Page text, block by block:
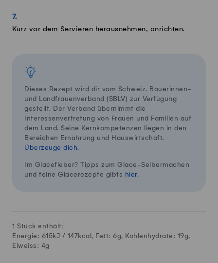
Kurz vor dem Servieren herausnehmen, anrichten.
Dieses Rezept wird dir vom Schweiz. Bäuerinnen-
und Landfrauenverband (SBLV) zur Verfügung
gestellt. Der Verband übernimmt die
Interessenvertretung von Frauen und Familien auf
dem Land. Seine Kernkompetenzen liegen in den
Bereichen Ernährung und Hauswirtschaft.
Überzeuge dich.
Im Glacefieber? Tipps zum Glace-Selbermachen
und feine Glacerezepte gibts hier.
1 Stück enthält:
Energie: 615kJ / 147kcal, Fett: 6g, Kohlenhydrate: 19g,
Eiweiss: 4g